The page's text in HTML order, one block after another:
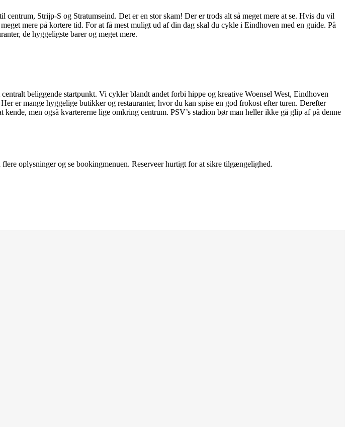
Strijp-S og Stratumseind. Det er en stor skam! Der er trods alt så meget mere at se. Hvis du vil
mere på kortere tid. For at få mest muligt ud af din dag skal du cykle i Eindhoven med en guide. På
de hyggeligste barer og meget mere.
beliggende startpunkt. Vi cykler blandt andet forbi hippe og kreative Woensel West, Eindhoven
er mange hyggelige butikker og restauranter, hvor du kan spise en god frokost efter turen. Derefter
men også kvartererne lige omkring centrum. PSV’s stadion bør man heller ikke gå glip af på denne
oplysninger og se bookingmenuen. Reserveer hurtigt for at sikre tilgængelighed.